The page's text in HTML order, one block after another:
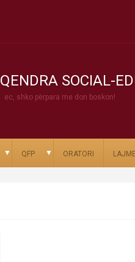
QENDRA SOCIAL-
ec, shko përpara me don boskon!
▼ QFP ▼ ORATORI LAJME